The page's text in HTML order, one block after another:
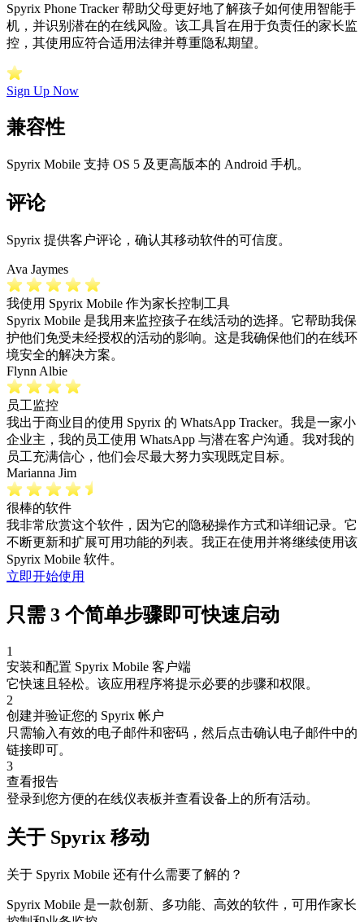
Spyrix Phone Tracker 帮助父母更好地了解孩子如何使用智能手
机，并识别潜在的在线风险。该工具旨在用于负责任的家长监
控，其使用应符合适用法律并尊重隐私期望。
Sign Up Now
兼容性
Spyrix Mobile 支持 OS 5 及更高版本的 Android 手机。
评论
Spyrix 提供客户评论，确认其移动软件的可信度。
Ava Jaymes
我使用 Spyrix Mobile 作为家长控制工具
Spyrix Mobile 是我用来监控孩子在线活动的选择。它帮助我保
护他们免受未经授权的活动的影响。这是我确保他们的在线环
境安全的解决方案。
Flynn Albie
员工监控
我出于商业目的使用 Spyrix 的 WhatsApp Tracker。我是一家小
企业主，我的员工使用 WhatsApp 与潜在客户沟通。我对我的
员工充满信心，他们会尽最大努力实现既定目标。
Marianna Jim
很棒的软件
我非常欣赏这个软件，因为它的隐秘操作方式和详细记录。它
不断更新和扩展可用功能的列表。我正在使用并将继续使用该
Spyrix Mobile 软件。
立即开始使用
只需 3 个简单步骤即可快速启动
1
安装和配置 Spyrix Mobile 客户端
它快速且轻松。该应用程序将提示必要的步骤和权限。
2
创建并验证您的 Spyrix 帐户
只需输入有效的电子邮件和密码，然后点击确认电子邮件中的
链接即可。
3
查看报告
登录到您方便的在线仪表板并查看设备上的所有活动。
关于 Spyrix 移动
关于 Spyrix Mobile 还有什么需要了解的？
Spyrix Mobile 是一款创新、多功能、高效的软件，可用作家长